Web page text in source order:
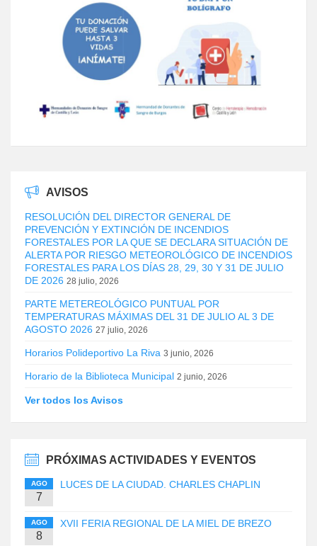
AVISOS
RESOLUCIÓN DEL DIRECTOR GENERAL DE
PREVENCIÓN Y EXTINCIÓN DE INCENDIOS
FORESTALES POR LA QUE SE DECLARA SITUACIÓN DE
ALERTA POR RIESGO METEOROLÓGICO DE INCENDIOS
FORESTALES PARA LOS DÍAS 28, 29, 30 Y 31 DE JULIO
DE 2026 28 julio, 2026
PARTE METEREOLÓGICO PUNTUAL POR
TEMPERATURAS MÁXIMAS DEL 31 DE JULIO AL 3 DE
AGOSTO 2026 27 julio, 2026
Horarios Polideportivo La Riva 3 junio, 2026
Horario de la Biblioteca Municipal 2 junio, 2026
Ver todos los Avisos
PRÓXIMAS ACTIVIDADES Y EVENTOS
AGO
7
LUCES DE LA CIUDAD. CHARLES CHAPLIN
AGO
8
XVII FERIA REGIONAL DE LA MIEL DE BREZO